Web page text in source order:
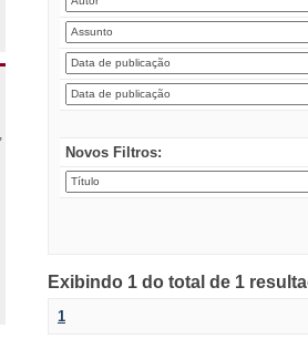
Novos Filtros:
Exibindo 1 do total de 1
1